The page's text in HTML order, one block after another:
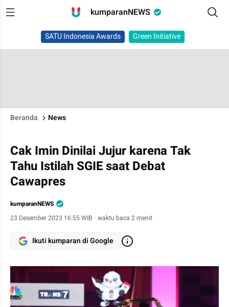
kumparanNEWS
SATU Indonesia Awards Green Initiative
Beranda News
Cak Imin Dinilai Jujur karena Tak
Tahu Istilah SGIE saat Debat
Cawapres
kumparanNEWS
23 Desember 2023 16:55 WIB · waktu baca 2 menit
Ikuti kumparan di Google